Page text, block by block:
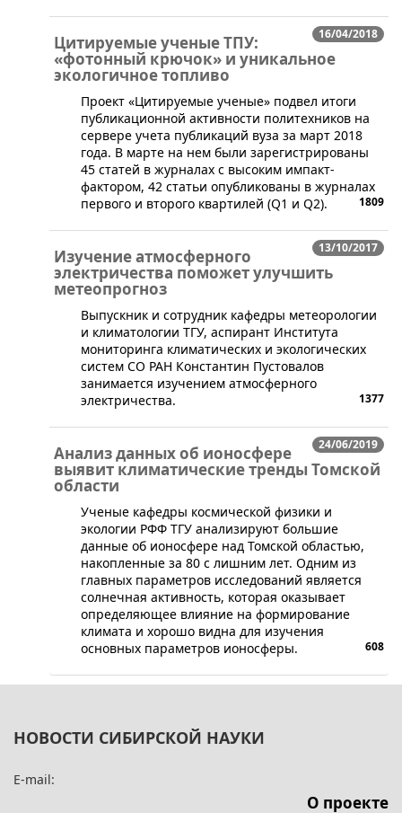
16/04/2018
Цитируемые ученые ТПУ:
«фотонный крючок» и уникальное
экологичное топливо
​Проект «Цитируемые ученые» подвел итоги
публикационной активности политехников на
сервере учета публикаций вуза за март 2018
года. В марте на нем были зарегистрированы
45 статей в журналах с высоким импакт-
фактором, 42 статьи опубликованы в журналах
первого и второго квартилей (Q1 и Q2).
1809
13/10/2017
Изучение атмосферного
электричества поможет улучшить
метеопрогноз
Выпускник и сотрудник кафедры метеорологии
и климатологии ТГУ, аспирант Института
мониторинга климатических и экологических
систем СО РАН Константин Пустовалов
занимается изучением атмосферного
электричества.
1377
24/06/2019
Анализ данных об ионосфере
выявит климатические тренды Томской
области
​Ученые кафедры космической физики и
экологии РФФ ТГУ анализируют большие
данные об ионосфере над Томской областью,
накопленные за 80 с лишним лет. Одним из
главных параметров исследований является
солнечная активность, которая оказывает
определяющее влияние на формирование
климата и хорошо видна для изучения
основных параметров ионосферы.
608
НОВОСТИ СИБИРСКОЙ НАУКИ
E-mail:
О проекте